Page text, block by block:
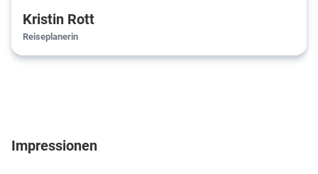
Kristin Rott
Reiseplanerin
Impressionen